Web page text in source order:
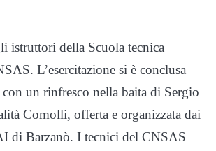
istruttori della Scuola tecnica
L’esercitazione si è conclusa
un rinfresco nella baita di Sergio
Comolli, offerta e organizzata dai
di Barzanò. I tecnici del CNSAS